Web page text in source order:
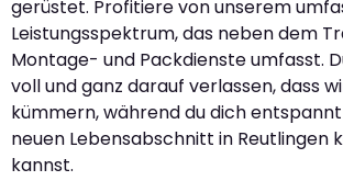
gerüstet. Profitiere von unserem
Leistungsspektrum, das neben dem
Montage- und Packdienste umfasst.
voll und ganz darauf verlassen, dass
kümmern, während du dich
neuen Lebensabschnitt in Reutlingen
kannst.